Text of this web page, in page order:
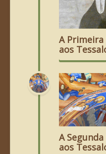
A
aos
A
aos